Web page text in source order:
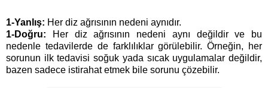
1-Yanlış: Her diz ağrısının nedeni aynıdır.
1-Doğru: Her diz ağrısının nedeni aynı değildir ve bu
nedenle tedavilerde de farklılıklar görülebilir. Örneğin, her
sorunun ilk tedavisi soğuk yada sıcak uygulamalar değildir,
bazen sadece istirahat etmek bile sorunu çözebilir.